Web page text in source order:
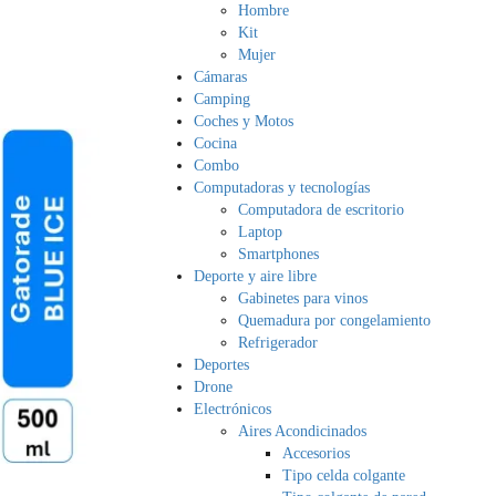
Hombre
Kit
Mujer
Cámaras
Camping
Coches y Motos
Cocina
Combo
Computadoras y tecnologías
Computadora de escritorio
Laptop
Smartphones
Deporte y aire libre
Gabinetes para vinos
Quemadura por congelamiento
Refrigerador
Deportes
Drone
Electrónicos
Aires Acondicinados
Accesorios
Tipo celda colgante